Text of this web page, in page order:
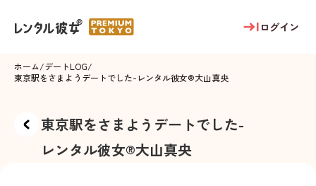
ログイン
ホーム/デートLOG/
東京駅をさまようデートでした-レンタル彼女®大山真央
東京駅をさまようデートでした-
レンタル彼女®大山真央